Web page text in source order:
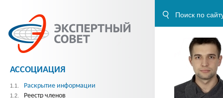
АССОЦИАЦИЯ
1.1. Раскрытие информации
1.2. Реестр членов